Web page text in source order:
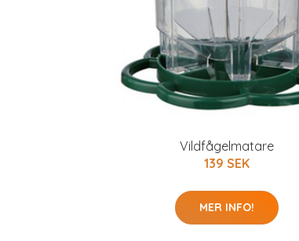
Vildfågelmatare
139 SEK
MER INFO!